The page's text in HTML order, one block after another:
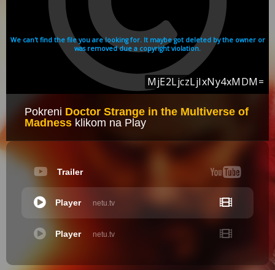
Pokreni Doctor Strange in the Multiverse of
Madness klikom na Play
Trailer
netu.tv
Player
netu.tv
Player